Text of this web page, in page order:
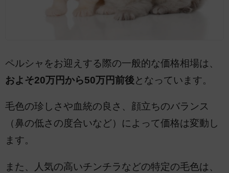
ペルシャをお迎えする際の一般的な価格相場は、
およそ20万円から50万円前後となっています。
毛色の珍しさや血統の良さ、顔立ちのバランス
（鼻の低さの度合いなど）によって価格は変動し
ます。
また、人気の高いチンチラなどの特定の毛色は、